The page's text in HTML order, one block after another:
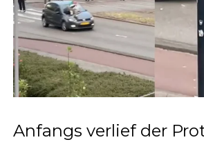
Anfangs verlief der